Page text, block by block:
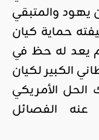
يهود والمتبقي
حماية كيان
يعد له حظ في
الكبير لكيان
الحل الأمريكي
عنه الفصائل